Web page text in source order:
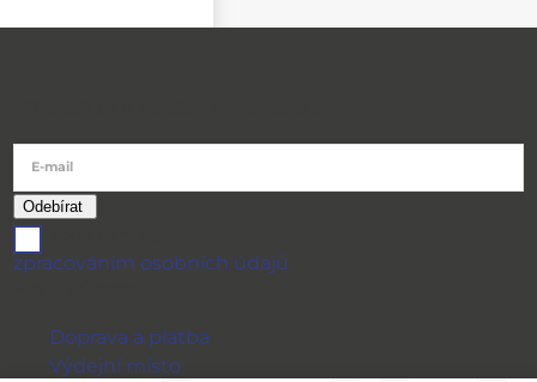
E-mail
zpracováním osobních údajů
Doprava a platba
Výdejní místo